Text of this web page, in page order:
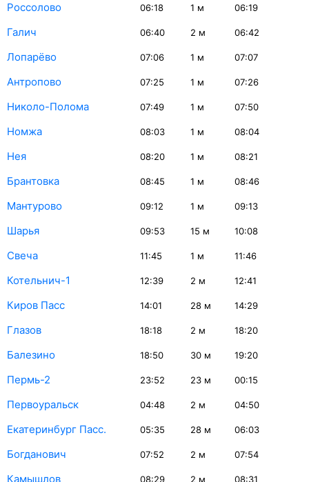
Россолово 06:18 1 м 06:19
Галич 06:40 2 м 06:42
Лопарёво 07:06 1 м 07:07
Антропово 07:25 1 м 07:26
Николо-Полома 07:49 1 м 07:50
Номжа 08:03 1 м 08:04
Нея 08:20 1 м 08:21
Брантовка 08:45 1 м 08:46
Мантурово 09:12 1 м 09:13
Шарья 09:53 15 м 10:08
Свеча 11:45 1 м 11:46
Котельнич-1 12:39 2 м 12:41
Киров Пасс 14:01 28 м 14:29
Глазов 18:18 2 м 18:20
Балезино 18:50 30 м 19:20
Пермь-2 23:52 23 м 00:15
Первоуральск 04:48 2 м 04:50
Екатеринбург Пасс. 05:35 28 м 06:03
Богданович 07:52 2 м 07:54
Камышлов 08:29 2 м 08:31